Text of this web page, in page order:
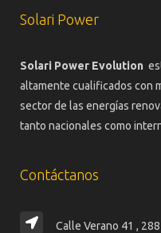
Solari Power
Solari Power Evolution
altamente cualificados con
sector de las energías
tanto nacionales como
Contáctanos
Calle Verano 41 ,